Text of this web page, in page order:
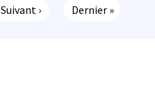
Page suivante
Suivant › Dernière page
Dernier »